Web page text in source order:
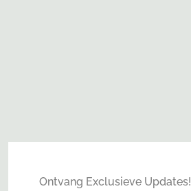
Ontvang Exclusieve Updates!